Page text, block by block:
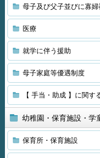
母子及び父子並びに寡婦
医療
就学に伴う援助
母子家庭等優遇制度
【 手当・助成 】に関す
幼稚園・保育施設・学
保育所・保育施設